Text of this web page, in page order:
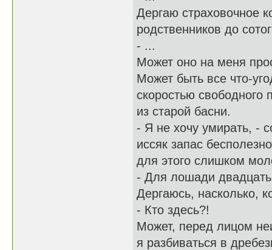
Дергаю страховочное
родственников до
- ...
Может оно на меня
Может быть все что-
скоростью
из старой басни.
- Я не хочу умирать, -
иссяк запас
для этого слишком
- Для лошади двадцать
Дергаюсь, насколько,
- Кто здесь?!
Может, перед лицом
я разбиваться в